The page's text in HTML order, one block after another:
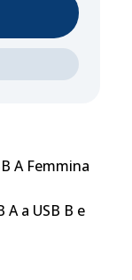
A Femmina
a USB B e